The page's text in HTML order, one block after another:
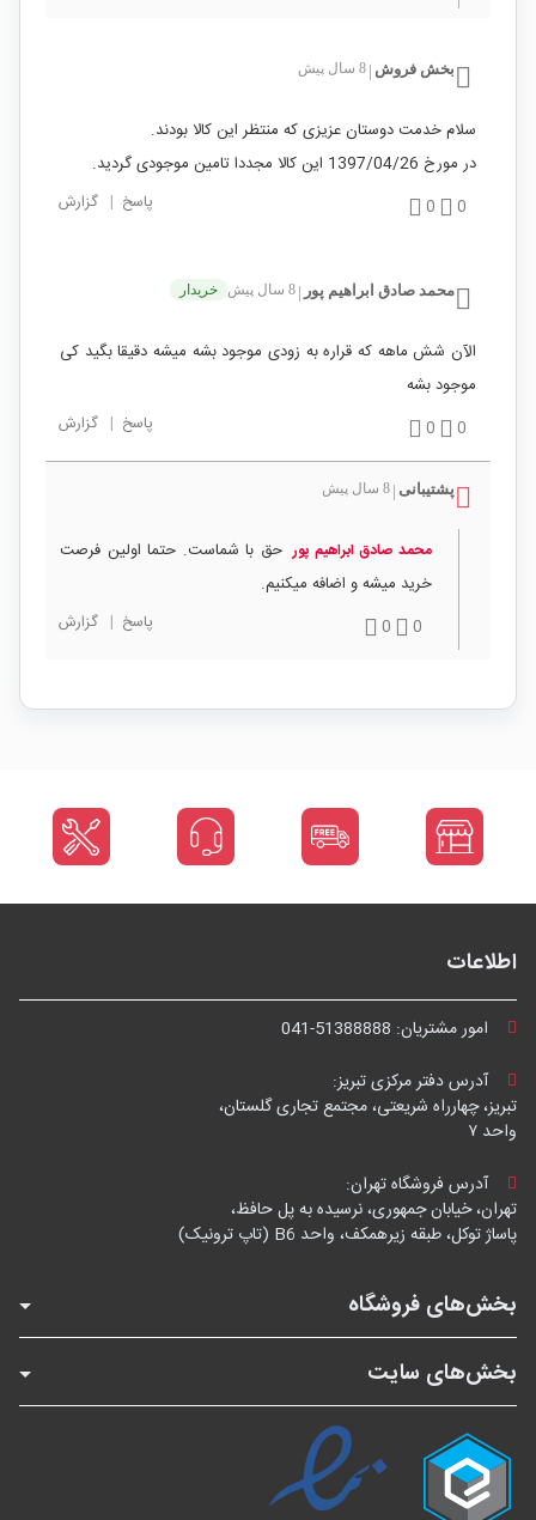
بخش فروش 8 سال پیش
سلام خدمت دوستان عزیزی که منتظر این کالا بودند.
در مورخ 1397/04/26 این کالا مجددا تامین موجودی گردید.
0
0 پاسخ | گزارش
محمد صادق ابراهیم پور 8 سال پیش خریدار
الآن شش ماهه که قراره به زودی موجود بشه میشه دقیقا بگید کی
موجود بشه
0
0 پاسخ | گزارش
پشتیبانی 8 سال پیش
محمد صادق ابراهیم پور حق با شماست. حتما اولین فرصت
خرید میشه و اضافه میکنیم.
0
0 پاسخ | گزارش
اطلاعات
امور مشتریان: 041-51388888
آدرس دفتر مرکزی تبریز:
تبریز، چهارراه شریعتی، مجتمع تجاری گلستان،
واحد ۷
آدرس فروشگاه تهران:
تهران، خیابان جمهوری، نرسیده به پل حافظ،
پاساژ توکل، طبقه زیرهمکف، واحد B6 (تاپ ترونیک)
بخش‌های فروشگاه
بخش‌های سایت